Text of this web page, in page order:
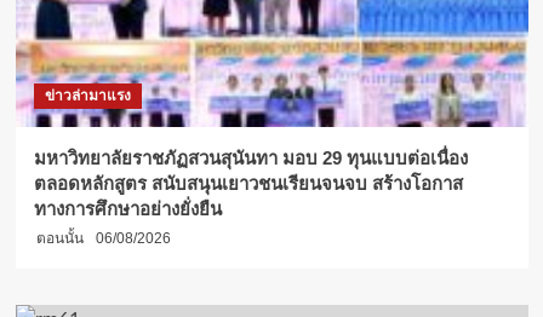
93
ข้อ
เทียม
รวม
พลัง
คณะ
แพทยศาสตร์
ศิริราช
พยาบาล
น้อม
ถวาย
กุศล
ข่าวล่ามาแรง
มหาวิทยาลัยราชภัฏสวนสุนันทา มอบ 29 ทุนแบบต่อเนื่อง
ตลอดหลักสูตร สนับสนุนเยาวชนเรียนจนจบ สร้างโอกาส
ทางการศึกษาอย่างยั่งยืน
ตอนนั้น 06/08/2026